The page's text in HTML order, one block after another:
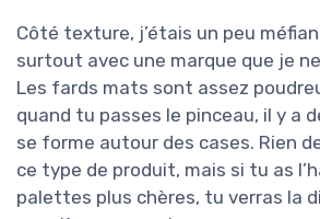
Côté texture, j’étais un peu
surtout avec une marque que je
Les fards mats sont assez
quand tu passes le pinceau, il y a
se forme autour des cases. Rien
ce type de produit, mais si tu as
palettes plus chères, tu verras la